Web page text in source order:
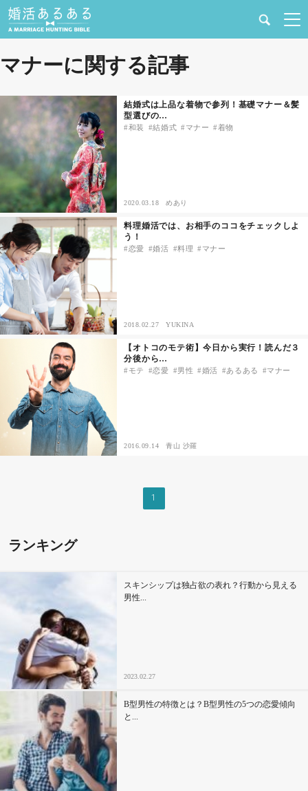
健康
恋愛の悩み
出会い
合コン・街コン
マッチングアプリ
結婚相談所
あるある
その他
ドキドキ
仕事とキャリア
特集
セックスライフ
不倫・だめ男
心の処方箋
カルチャー・トレンド・芸能
マナーに関する記事
結婚式は上品な着物で参列！基礎マナー＆髪
型選びの…
和装 結婚式 マナー 着物
2020.03.18 めあり
料理婚活では、お相手のココをチェックしよ
う！
恋愛 婚活 料理 マナー
2018.02.27 YUKINA
【オトコのモテ術】今日から実行！読んだ３
分後から…
モテ 恋愛 男性 婚活 あるある マナー
2016.09.14 青山 沙羅
1
ランキング
スキンシップは独占欲の表れ？行動から見える
男性...
2023.02.27
B型男性の特徴とは？B型男性の5つの恋愛傾向
と...